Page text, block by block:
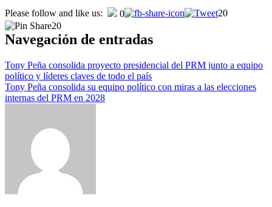
Please follow and like us: 0
20
20
Navegación de entradas
Tony Peña consolida proyecto presidencial del PRM junto a equipo
político y líderes claves de todo el país
Tony Peña consolida su equipo político con miras a las elecciones
internas del PRM en 2028